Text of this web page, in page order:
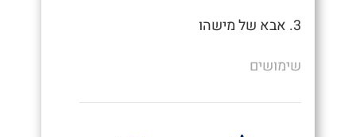
3. אבא של מישהו
שימושים